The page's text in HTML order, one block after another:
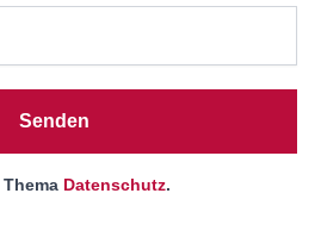
Senden
Datenschutz.